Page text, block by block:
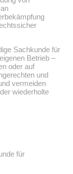
Sachkunde für
Betrieb –
oder auf
und
vermeiden
wiederholte
für